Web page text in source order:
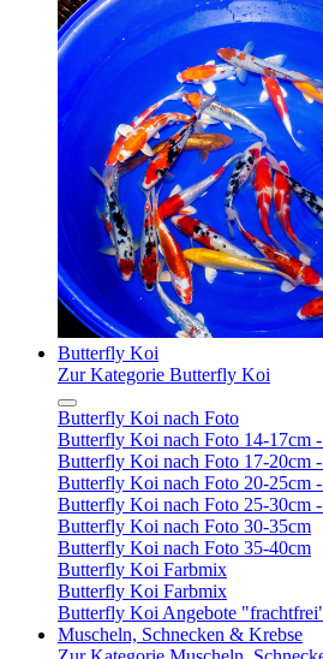
Butterfly Koi
Zur Kategorie Butterfly Koi
Butterfly Koi nach Foto
Butterfly Koi nach Foto 14-17cm
Butterfly Koi nach Foto 17-20cm
Butterfly Koi nach Foto 20-25cm
Butterfly Koi nach Foto 25-30cm
Butterfly Koi nach Foto 30-35cm
Butterfly Koi nach Foto 35-40cm
Butterfly Koi Farbmix
Butterfly Koi Farbmix
Butterfly Koi Angebote
Muscheln, Schnecken & Krebse